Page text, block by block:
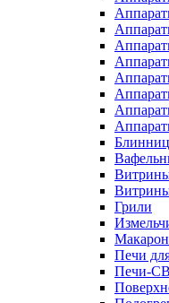
Грили
Печи
Печи-